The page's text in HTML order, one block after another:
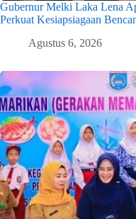
Gubernur Melki Laka Lena
Perkuat Kesiapsiagaan
Agustus 6, 2026